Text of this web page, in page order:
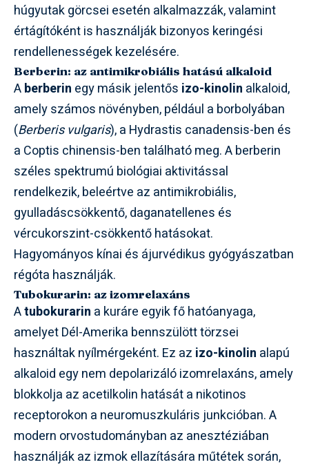
húgyutak görcsei esetén alkalmazzák, valamint
értágítóként is használják bizonyos keringési
rendellenességek kezelésére.
Berberin: az antimikrobiális hatású alkaloid
Aberberin egy másik jelentős izo-kinolin alkaloid,
amely számos növényben, például a borbolyában
(Berberis vulgaris), a Hydrastis canadensis-ben és
a Coptis chinensis-ben található meg. A berberin
széles spektrumú biológiai aktivitással
rendelkezik, beleértve az antimikrobiális,
gyulladáscsökkentő, daganatellenes és
vércukorszint-csökkentő hatásokat.
Hagyományos kínai és ájurvédikus gyógyászatban
régóta használják.
Tubokurarin: az izomrelaxáns
Atubokurarin a kuráre egyik fő hatóanyaga,
amelyet Dél-Amerika bennszülött törzsei
használtak nyílmérgeként. Ez az izo-kinolin alapú
alkaloid egy nem depolarizáló izomrelaxáns, amely
blokkolja az acetilkolin hatását a nikotinos
receptorokon a neuromuszkuláris junkcióban. A
modern orvostudományban az anesztéziában
használják az izmok ellazítására műtétek során,